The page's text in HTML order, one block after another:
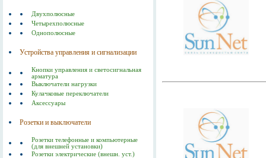
Двухполюсные
Четырехполюсные
Однополюсные
Устройства управления и сигнализации
Кнопки управления и светосигнальная
арматура
Выключатели нагрузки
Кулачковые переключатели
Аксессуары
Розетки и выключатели
Розетки телефонные и компьютерные
(для внешней установки)
Розетки электрические (внешн. уст.)